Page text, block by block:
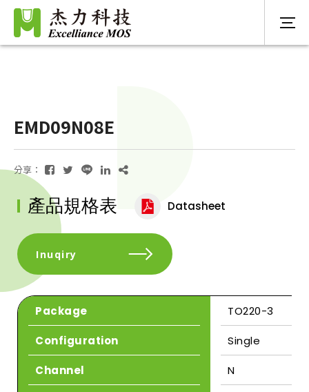
EMD09N08E
分享：
產品規格表 Datasheet
Inuqiry
Package TO220-3
Configuration Single
Channel N